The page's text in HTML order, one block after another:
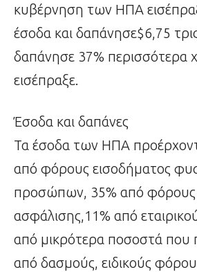
κυβέρνηση των ΗΠΑ
έσοδα και δαπάνησε$6,75
δαπάνησε 37% περισσότερα
εισέπραξε.
Έσοδα και δαπάνες
Τα έσοδα των ΗΠΑ
από φόρους εισοδήματος
προσώπων, 35% από φόρους
ασφάλισης,11% από
από μικρότερα ποσοστά που
από δασμούς, ειδικούς